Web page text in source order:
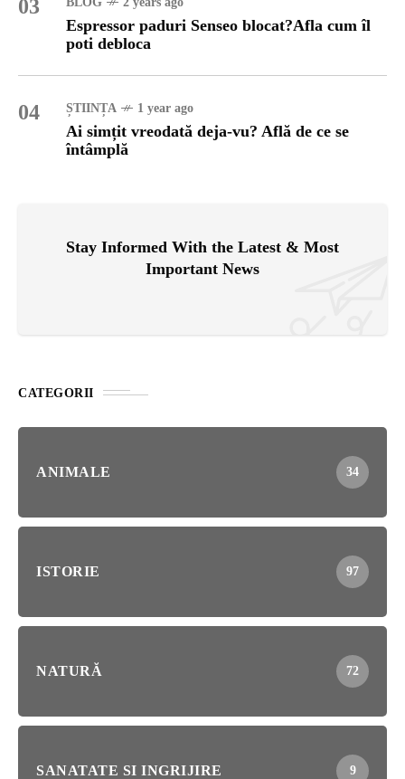
03
Espressor paduri Senseo blocat?Afla cum îl
poti debloca
04 ȘTIINȚA 1 year ago
Ai simțit vreodată deja-vu? Află de ce se
întâmplă
Stay Informed With the Latest & Most
Important News
CATEGORII
ANIMALE 34
ISTORIE 97
NATURĂ 72
SANATATE SI INGRIJIRE 9